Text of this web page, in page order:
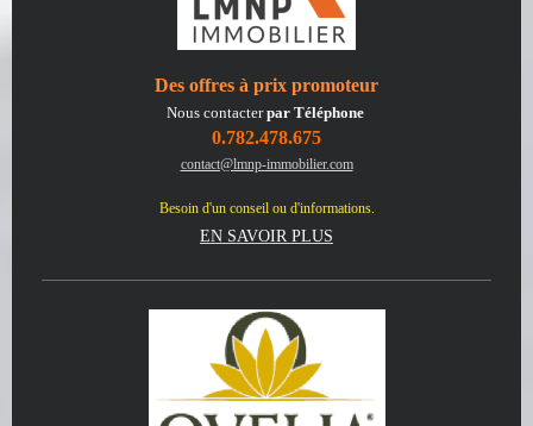
Des offres à prix promoteur
Nous contacterpar Téléphone
0.782.478.675
contact@lmnp-immobilier.com
Besoin d'un conseil ou d'informations.
EN SAVOIR PLUS